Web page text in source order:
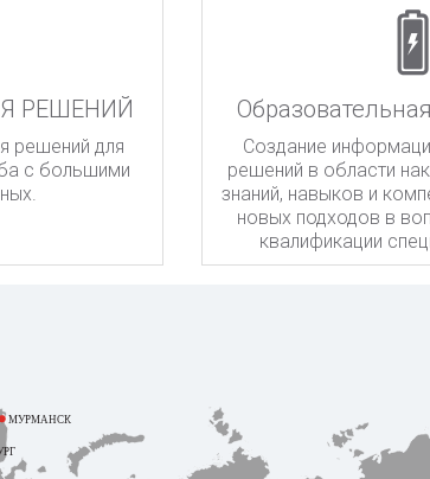
РЕШЕНИЙ
решений для
с большими
Cоздание
решений в области
знаний, навыков и
новых подходов в
квалификации